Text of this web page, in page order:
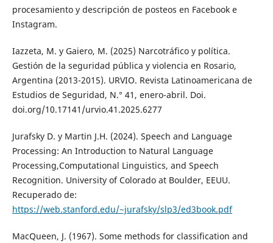
procesamiento y descripción de posteos en Facebook e
Instagram.
Iazzeta, M. y Gaiero, M. (2025) Narcotráfico y política.
Gestión de la seguridad pública y violencia en Rosario,
Argentina (2013-2015). URVIO. Revista Latinoamericana de
Estudios de Seguridad, N.° 41, enero-abril. Doi.
doi.org/10.17141/urvio.41.2025.6277
Jurafsky D. y Martin J.H. (2024). Speech and Language
Processing: An Introduction to Natural Language
Processing,Computational Linguistics, and Speech
Recognition. University of Colorado at Boulder, EEUU.
Recuperado de:
https://web.stanford.edu/~jurafsky/slp3/ed3book.pdf
MacQueen, J. (1967). Some methods for classification and